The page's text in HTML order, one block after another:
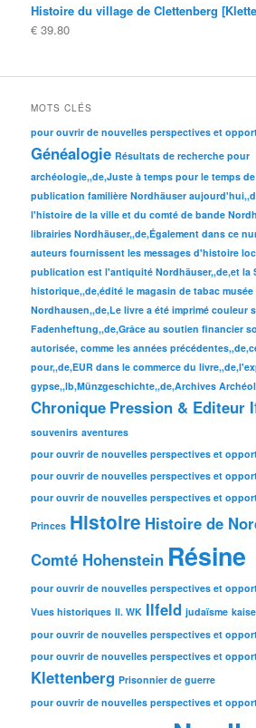
Histoire du village de Clettenberg
€ 39.80
MOTS CLÉS
pour ouvrir de nouvelles perspectives et
Généalogie Résultats de recherche pour
archéologie,,de,Juste à temps pour le temps
publication familière Nordhäuser
l'histoire de la ville et du comté de bande
librairies Nordhäuser,,de,Également dans ce
auteurs fournissent les messages d'histoire
publication est l'antiquité Nordhäuser,,de,et la
historique,,de,édité le magasin de tabac
Nordhausen,,de,Le livre a été imprimé couleur
Fadenheftung,,de,Grâce au soutien financier
autorisée, comme les années
pour,,de,EUR dans le commerce du
gypse,,lb,Münzgeschichte,,de,Archives
Chronique Pression & Editeur
souvenirs aventures
pour ouvrir de nouvelles perspectives et
pour ouvrir de nouvelles perspectives et
pour ouvrir de nouvelles perspectives et
Princes Histoire Histoire de
Comté Hohenstein Résine
pour ouvrir de nouvelles perspectives et
Vues historiques II. WK Ilfeld judaïsme
pour ouvrir de nouvelles perspectives et
pour ouvrir de nouvelles perspectives et
Klettenberg Prisonnier de guerre
pour ouvrir de nouvelles perspectives et